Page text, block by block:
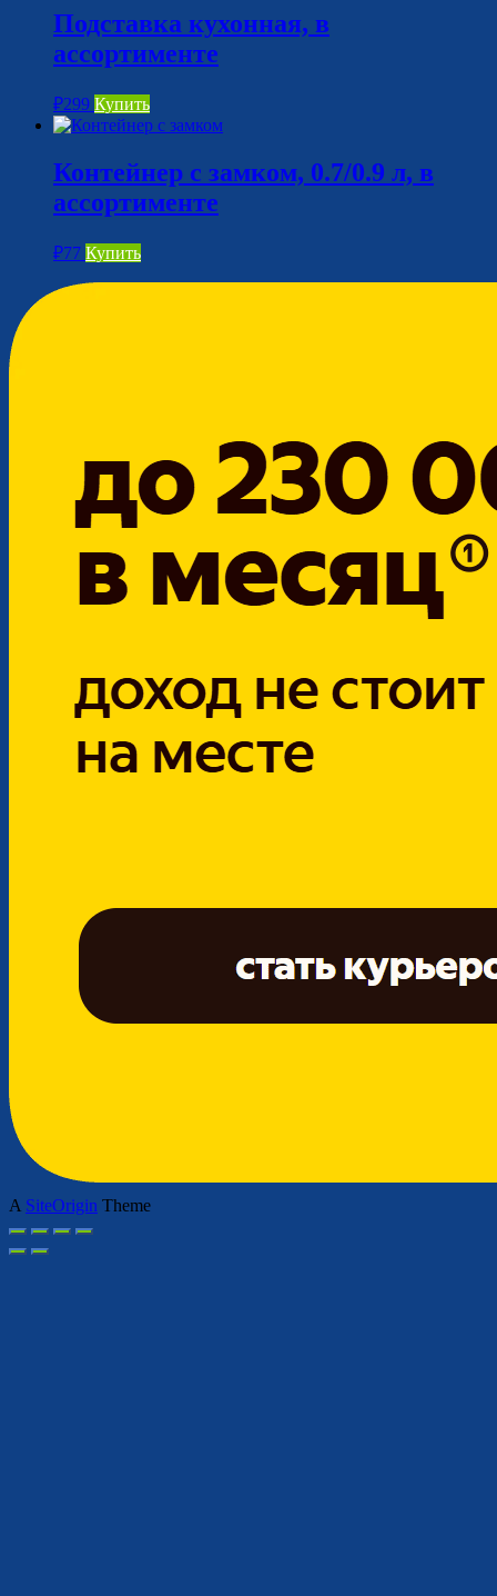
Подставка кухонная, в
ассортименте
₽299 Купить
Контейнер с замком, 0.7/0.9 л, в
ассортименте
₽77 Купить
A SiteOrigin Theme